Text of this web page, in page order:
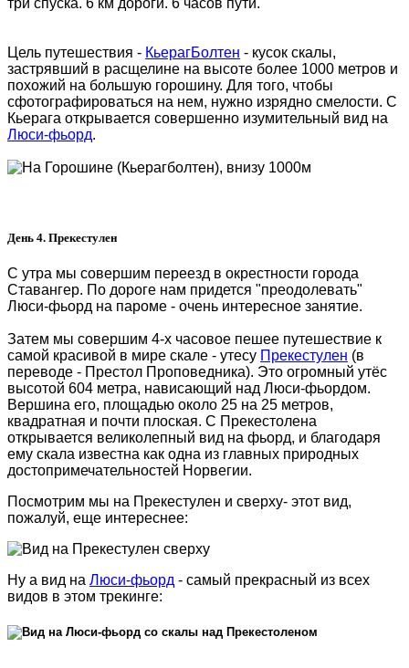
Цель путешествия - КьерагБолтен - кусок скалы,
застрявший в расщелине на высоте более 1000 метров и
похожий на большую горошину. Для того, чтобы
сфотографироваться на нем, нужно изрядно смелости. С
Кьерага открывается совершенно изумительный вид на
Люси-фьорд.
День 4. Прекестулен
С утра мы совершим переезд в окрестности города
Ставангер. По дороге нам придется "преодолевать"
Люси-фьорд на пароме - очень интересное занятие.
Затем мы совершим 4-х часовое пешее путешествие к
самой красивой в мире скале - утесу Прекестулен (в
переводе - Престол Проповедника). Это огромный утёс
высотой 604 метра, нависающий над Люси-фьордом.
Вершина его, площадью около 25 на 25 метров,
квадратная и почти плоская. С Прекестолена
открывается великолепный вид на фьорд, и благодаря
ему скала известна как одна из главных природных
достопримечательностей Норвегии.
Посмотрим мы на Прекестулен и сверху- этот вид,
пожалуй, еще интереснее:
Ну а вид на Люси-фьорд - самый прекрасный из всех
видов в этом трекинге: